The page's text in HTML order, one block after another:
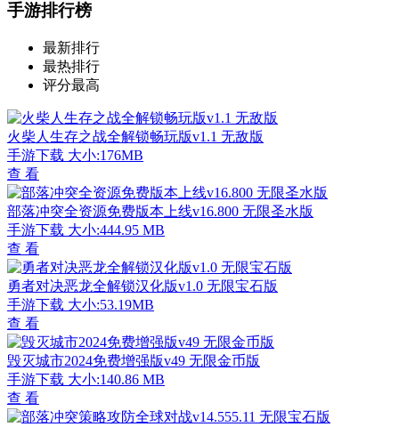
手游排行榜
最新排行
最热排行
评分最高
火柴人生存之战全解锁畅玩版v1.1 无敌版
手游下载 大小:176MB
查 看
部落冲突全资源免费版本上线v16.800 无限圣水版
手游下载 大小:444.95 MB
查 看
勇者对决恶龙全解锁汉化版v1.0 无限宝石版
手游下载 大小:53.19MB
查 看
毁灭城市2024免费增强版v49 无限金币版
手游下载 大小:140.86 MB
查 看